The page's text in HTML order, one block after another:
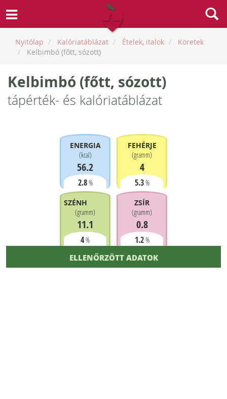
Nyitólap Kalóriatáblázat Ételek, italok
Köretek
Kelbimbó (főtt, sózott)
Kelbimbó (főtt, sózott)
tápérték- és kalóriatáblázat
ENERGIA
(kcal)
56.2
2.8%
FEHÉRJE
(gramm)
4
5.3%
SZÉNHIDRÁT
(gramm)
11.1
4%
ZSÍR
(gramm)
0.8
1.2%
ELLENŐRZÖTT ADATOK